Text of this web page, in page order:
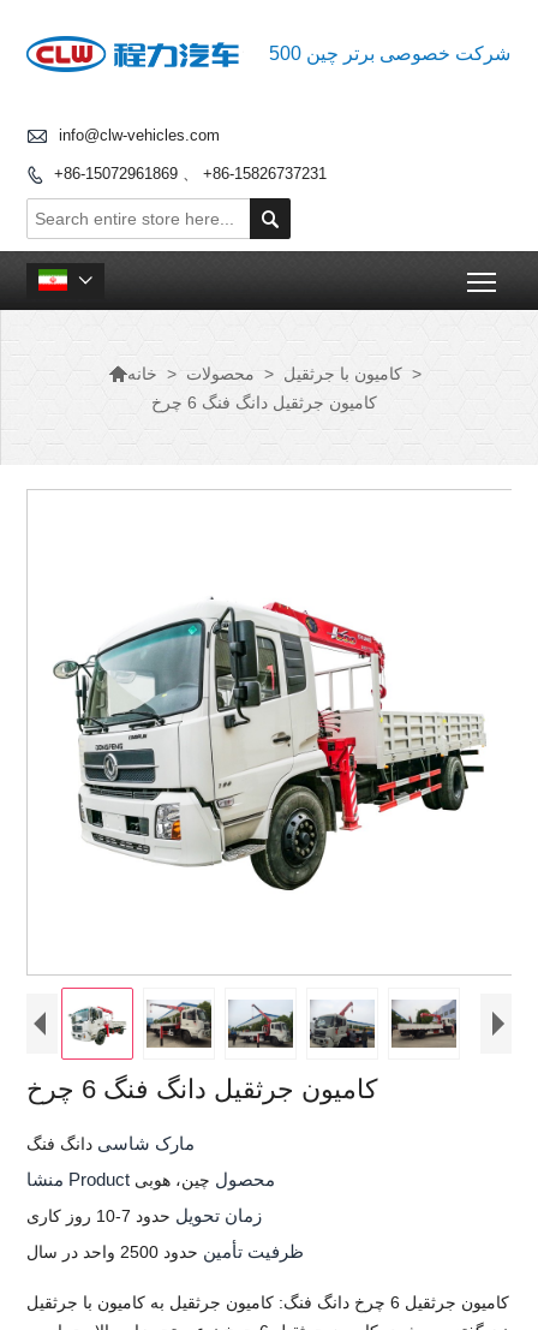
500 شرکت خصوصی برتر چین
 info@clw-vehicles.com
 +86-15072961869 、 +86-15826737231


خانه > محصولات > کامیون با جرثقیل >
کامیون جرثقیل دانگ فنگ 6 چرخ
کامیون جرثقیل دانگ فنگ 6 چرخ
مارک شاسی دانگ فنگ
منشا Product محصول چین، هوبی
زمان تحویل حدود 7-10 روز کاری
ظرفیت تأمین حدود 2500 واحد در سال
کامیون جرثقیل 6 چرخ دانگ فنگ: کامیون جرثقیل به کامیون با جرثقیل